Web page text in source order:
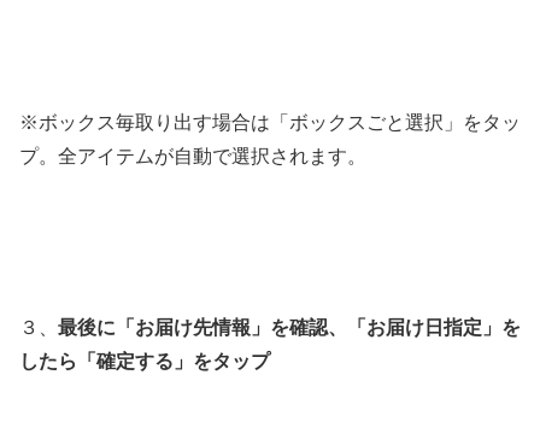
※ボックス毎取り出す場合は「ボックスごと選択」をタッ
プ。全アイテムが自動で選択されます。
３、 最後に「お届け先情報」を確認、「お届け日指定」を
したら「確定する」をタップ